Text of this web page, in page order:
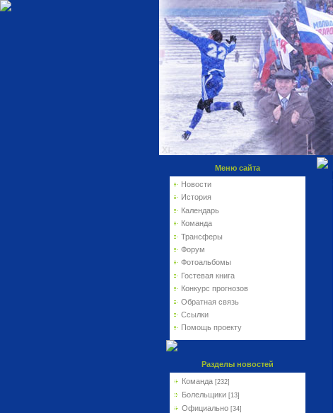
Меню сайта
Новости
История
Календарь
Команда
Трансферы
Форум
Фотоальбомы
Гостевая книга
Конкурс прогнозов
Обратная связь
Ссылки
Помощь проекту
Разделы новостей
Команда [232]
Болельщики [13]
Официально [34]